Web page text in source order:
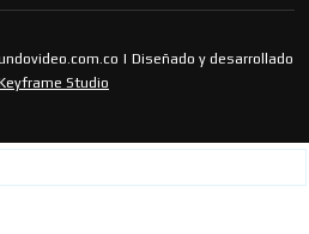
| Diseñado y desarrollado
Studio